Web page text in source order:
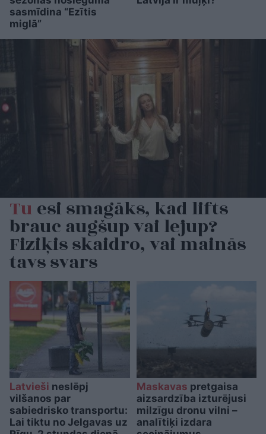
sasmīdina “Ezītis
miglā”
Tuesi smagāks, kad lifts
brauc augšup vai lejup?
Fiziķis skaidro, vai mainās
tavs svars
Latvieši neslēpj
vilšanos par
sabiedrisko transportu:
Lai tiktu no Jelgavas uz
Maskavas pretgaisa
aizsardzība izturējusi
milzīgu dronu vilni –
analītiķi izdara